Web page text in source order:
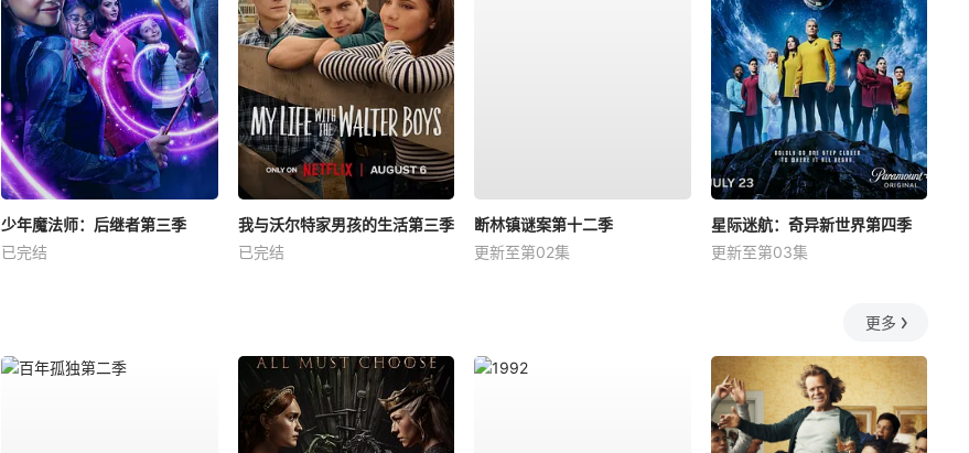
少年魔法师：后继者第三季
已完结
我与沃尔特家男孩的生活第三季
已完结
断林镇谜案第十二季
更新至第02集
星际迷航：奇异新世界第四季
更新至第03集
更多